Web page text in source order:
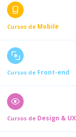
Cursos de Mobile
Cursos de Front-end
Cursos de Design & UX